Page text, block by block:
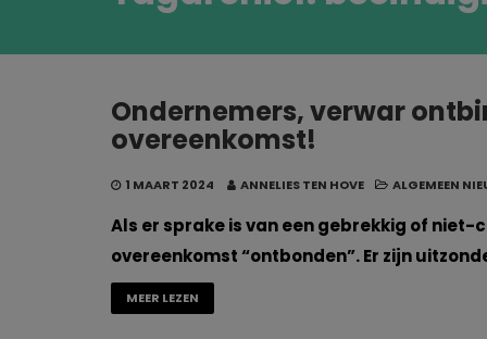
Ondernemers, verwar
overeenkomst!
1 MAART 2024 ANNELIES TEN HOVE ALGEMEEN
Als er sprake is van een gebrekkig of
overeenkomst “ontbonden”. Er zijn
MEER LEZEN